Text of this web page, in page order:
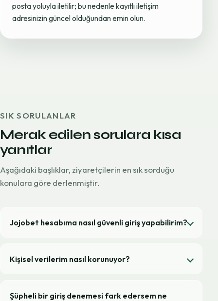
posta yoluyla iletilir; bu nedenle kayıtlı iletişim
adresinizin güncel olduğundan emin olun.
SIK SORULANLAR
Merak edilen sorulara kısa
yanıtlar
Aşağıdaki başlıklar, ziyaretçilerin en sık sorduğu
konulara göre derlenmiştir.
Jojobet hesabıma nasıl güvenli giriş yapabilirim?
Kişisel verilerim nasıl korunuyor?
Şüpheli bir giriş denemesi fark edersem ne